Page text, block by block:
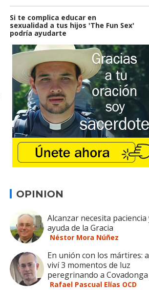
Si te complica educar en
sexualidad a tus hijos 'The Fun Sex'
podría ayudarte
OPINION
Alcanzar necesita paciencia
ayuda de la Gracia
Néstor Mora Núñez
En unión con los mártires:
viví 3 momentos de luz
peregrinando a Covadonga
Rafael Pascual Elías OCD